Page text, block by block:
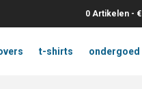
0 Artikelen -
t-shirts ondergoed